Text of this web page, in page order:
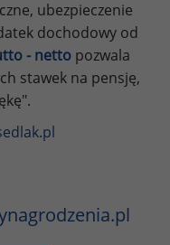
ubezpieczenie
dochodowy od
- netto pozwala
stawek na pensję,